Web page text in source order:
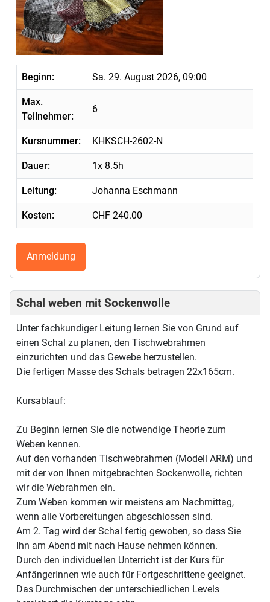
Beginn: Sa. 29. August 2026, 09:00
Max.
Teilnehmer:
6
Kursnummer: KHKSCH-2602-N
Dauer: 1x 8.5h
Leitung: Johanna Eschmann
Kosten: CHF 240.00
Anmeldung
Schal weben mit Sockenwolle
Unter fachkundiger Leitung lernen Sie von Grund auf
einen Schal zu planen, den Tischwebrahmen
einzurichten und das Gewebe herzustellen.
Die fertigen Masse des Schals betragen 22x165cm.
Kursablauf:
Zu Beginn lernen Sie die notwendige Theorie zum
Weben kennen.
Auf den vorhanden Tischwebrahmen (Modell ARM) und
mit der von Ihnen mitgebrachten Sockenwolle, richten
wir die Webrahmen ein.
Zum Weben kommen wir meistens am Nachmittag,
wenn alle Vorbereitungen abgeschlossen sind.
Am 2. Tag wird der Schal fertig gewoben, so dass Sie
Ihn am Abend mit nach Hause nehmen können.
Durch den individuellen Unterricht ist der Kurs für
AnfängerInnen wie auch für Fortgeschrittene geeignet.
Das Durchmischen der unterschiedlichen Levels